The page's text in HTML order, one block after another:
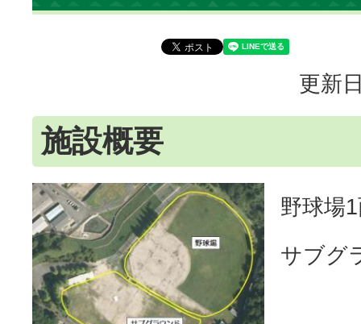
更新
施設概要
野球場
サブグ